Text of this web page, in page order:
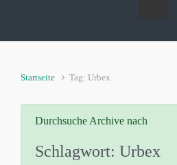
Startseite Tag: Urbex
Durchsuche Archive nach
Schlagwort: Urbex